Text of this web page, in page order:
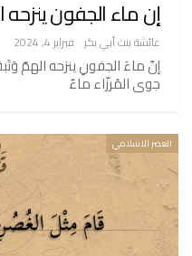
إن ماء الجفون ينزحه
عائشة بنت أبي بكر فبراير 4, 2024
إنّ ماءَ الجفونِ ينزحه الهمّ
جوى المُرزّاء ماءٌ
العصر الاسلامي